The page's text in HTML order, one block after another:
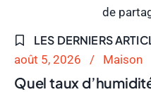
de
LES DERNIERS
août 5, 2026 Maison
Quel taux